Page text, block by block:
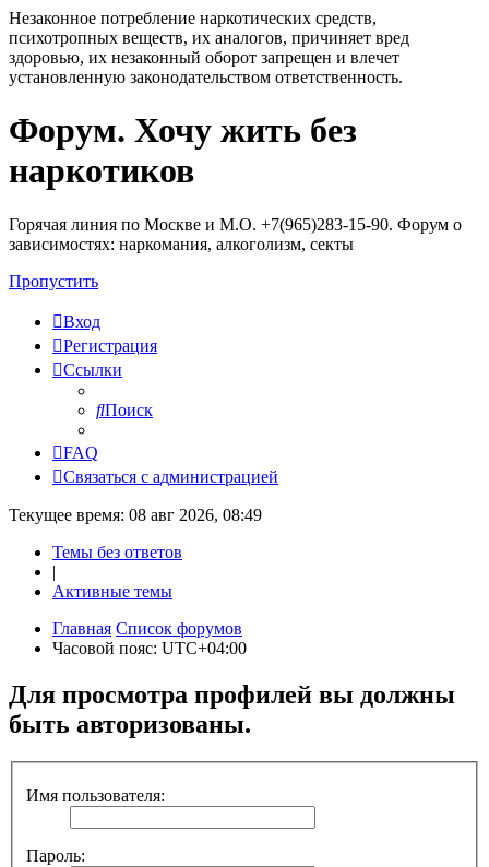
Незаконное потребление наркотических средств,
психотропных веществ, их аналогов, причиняет вред
здоровью, их незаконный оборот запрещен и влечет
установленную законодательством ответственность.
Регистрация
Форум. Хочу жить без
наркотиков
Горячая линия по Москве и М.О. +7(965)283-15-90. Форум о
зависимостях: наркомания, алкоголизм, секты
Пропустить
Вход
Регистрация
Ссылки
Поиск
FAQ
Связаться с администрацией
Текущее время: 08 авг 2026, 08:49
Темы без ответов
|
Активные темы
Главная Список форумов
Часовой пояс: UTC+04:00
Для просмотра профилей вы должны
быть авторизованы.
Имя пользователя:
Пароль: